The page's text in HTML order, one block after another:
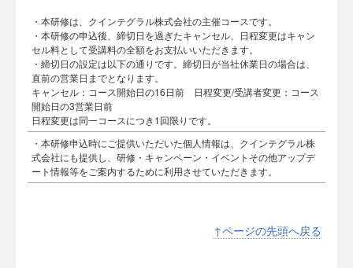
・本研修は、クインテグラル株式会社の主催コースです。
・本研修の申込後、締切日を過ぎたキャンセル、日程変更はキャン
セル料として受講料の全額をお支払いいただきます。
・締切日の設定は以下の通りです。締切日が当社休業日の場合は、
直前の営業日までとなります。
キャンセル：コース開始日の16日前 日程変更/受講者変更：コース
開始日の3営業日前
日程変更は同一コースにつき1回限りです。
・本研修申込時にご提供いただいた個人情報は、クインテグラル株
式会社にも提供し、研修・キャンペーン・イベントその他アップデ
ート情報等をご案内するために利用させていただきます。
↑ページの先頭へ戻る